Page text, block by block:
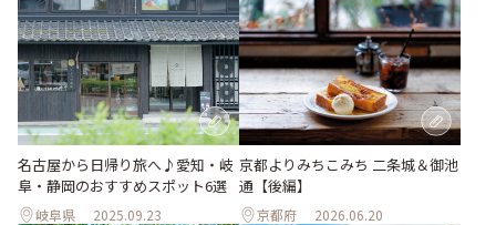
名古屋から日帰り旅へ♪愛知・岐
阜・静岡のおすすめスポット6選
岐阜県 2025.09.23
京都よりみちこみち 二条城＆御池
通【後編】
京都府 2026.06.20